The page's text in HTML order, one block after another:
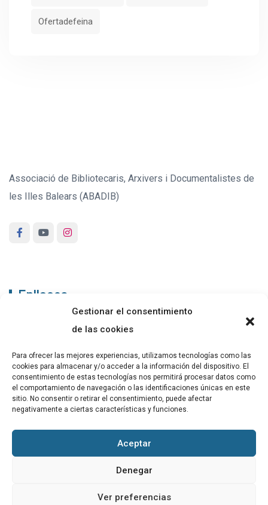
Gestionar el consentimiento
de las cookies
Para ofrecer las mejores experiencias, utilizamos tecnologías como las
cookies para almacenar y/o acceder a la información del dispositivo. El
consentimiento de estas tecnologías nos permitirá procesar datos como
el comportamiento de navegación o las identificaciones únicas en este
sitio. No consentir o retirar el consentimiento, puede afectar
negativamente a ciertas características y funciones.
Aceptar
Denegar
Ver preferencias
Ofertadefeina
Associació de Bibliotecaris, Arxivers i Documentalistes de
les Illes Balears (ABADIB)
Enllaços
PUBLICACIONS
CONTACTE
Altres